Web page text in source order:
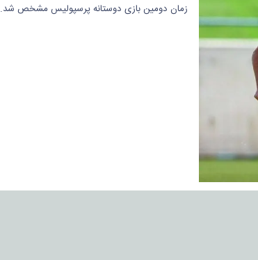
زمان دومین بازی دوستانه پرسپولیس مشخص شد.